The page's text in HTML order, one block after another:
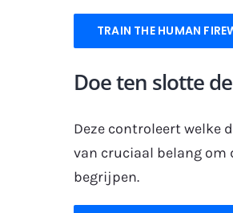
TRAIN THE HUMAN
Doe ten slotte
Deze controleert welke
van cruciaal belang om
begrijpen.